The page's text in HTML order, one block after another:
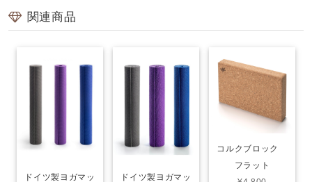
関連商品
ドイツ製ヨガマッ
ドイツ製ヨガマッ
コルクブロック
フラット